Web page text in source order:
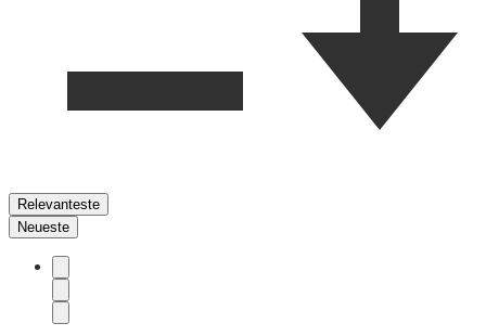
Relevanteste
Neueste